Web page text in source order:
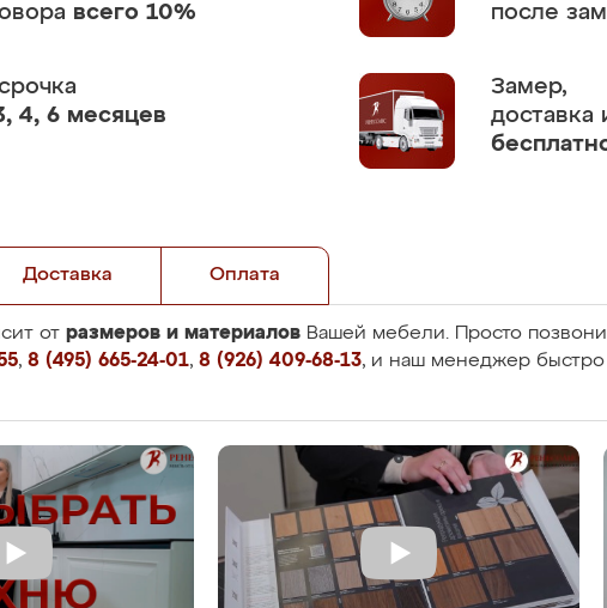
всего 10%
после
4, 6 месяцев
Замер,
доставка
Доставка Оплата
от размеров и материалов Вашей мебели. Просто
, 8 (495) 665-24-01, 8 (926) 409-68-13, и наш менеджер быстро